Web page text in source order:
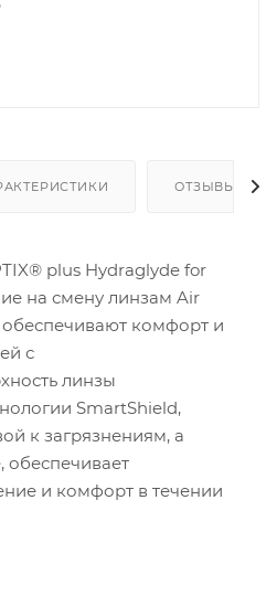
ОТЗЫВЫ
plus Hydraglyde for
на смену линзам Air
комфорт и
с
линзы
SmartShield,
к загрязнениям, а
обеспечивает
и комфорт в течении